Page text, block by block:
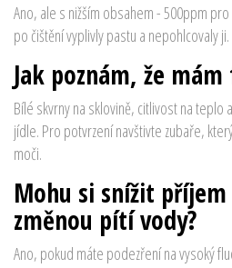
Ano, ale s nižším obsahem - 500ppm
po čištění vyplivly pastu a nepohlcovaly ji.
Jak poznám, že
Bílé skvrny na sklovině, citlivost na teplo
jídle. Pro potvrzení navštivte zubaře,
moči.
Mohu si snížit
změnou pítí vody?
Ano, pokud máte podezření na vysoký